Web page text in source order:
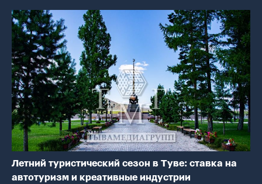
Летний туристический сезон в Туве: ставка на
автотуризм и креативные индустрии